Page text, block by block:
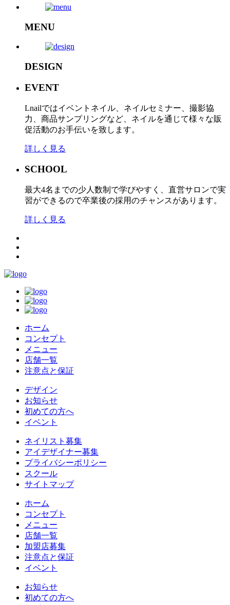
MENU
DESIGN
EVENT
Lnailではイベントネイル、ネイルセミナー、撮影協
力、商品サンプリングなど、ネイルを通じて様々な販
促活動のお手伝いを致します。
詳しく見る
SCHOOL
最大4名までの少人数制で学びやすく、直営サロンで実
習ができるので卒業後の採用のチャンスがあります。
詳しく見る
ホーム
コンセプト
メニュー
店舗一覧
注意点と保証
デザイン
お知らせ
初めての方へ
イベント
ネイリスト募集
アイデザイナー募集
プライバシーポリシー
スクール
サイトマップ
ホーム
コンセプト
メニュー
店舗一覧
加盟店募集
注意点と保証
イベント
お知らせ
初めての方へ